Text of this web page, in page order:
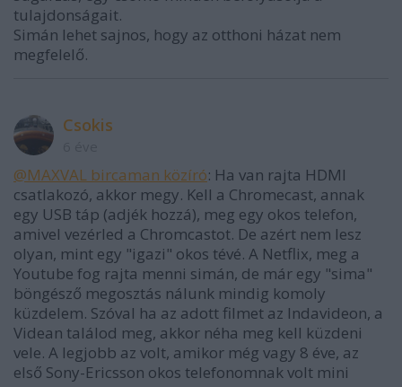
tulajdonságait.
Simán lehet sajnos, hogy az otthoni házat nem
megfelelő.
Csokis
@MAXVAL bircaman közíró: Ha van rajta HDMI
csatlakozó, akkor megy. Kell a Chromecast, annak
egy USB táp (adjék hozzá), meg egy okos telefon,
amivel vezérled a Chromcastot. De azért nem lesz
olyan, mint egy "igazi" okos tévé. A Netflix, meg a
Youtube fog rajta menni simán, de már egy "sima"
böngésző megosztás nálunk mindig komoly
küzdelem. Szóval ha az adott filmet az Indavideon, a
Videan találod meg, akkor néha meg kell küzdeni
vele. A legjobb az volt, amikor még vagy 8 éve, az
első Sony-Ericsson okos telefonomnak volt mini